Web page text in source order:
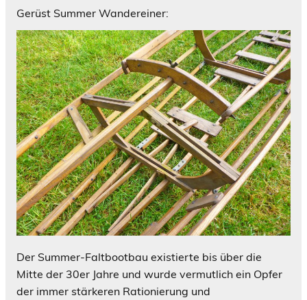
Gerüst Summer Wandereiner:
Der Summer-Faltbootbau existierte bis über die
Mitte der 30er Jahre und wurde vermutlich ein Opfer
der immer stärkeren Rationierung und